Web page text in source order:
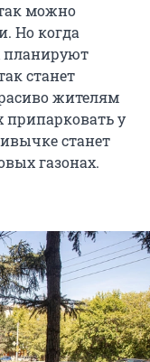
можно
Но когда
планируют
станет
жителям
у
станет
газонах.